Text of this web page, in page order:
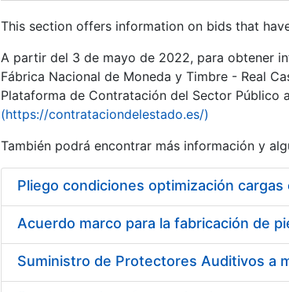
Show/Hide
Show/Hide
Show/Hide
This section offers information on bids that
A partir del 3 de mayo de 2022, para obtener
Fábrica Nacional de Moneda y Timbre - Real
Plataforma de Contratación del Sector Público
(https://contrataciondelestado.es/)
También podrá encontrar más información y
Pliego condiciones optimización
Acuerdo marco para la fabricación de